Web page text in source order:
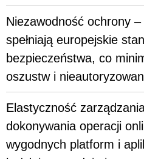
Niezawodność ochrony
spełniają europejskie
bezpieczeństwa, co
oszustw i
Elastyczność
dokonywania operacji
wygodnych platform i